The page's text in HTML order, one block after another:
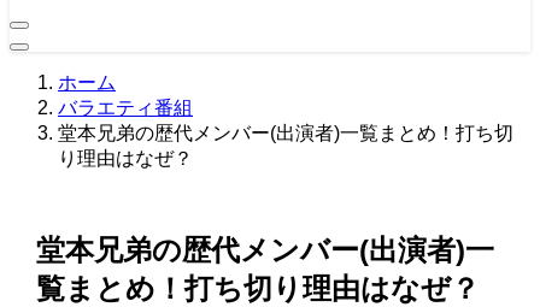
ホーム
バラエティ番組
堂本兄弟の歴代メンバー(出演者)一覧まとめ！打ち切
り理由はなぜ？
堂本兄弟の歴代メンバー(出演者)一
覧まとめ！打ち切り理由はなぜ？